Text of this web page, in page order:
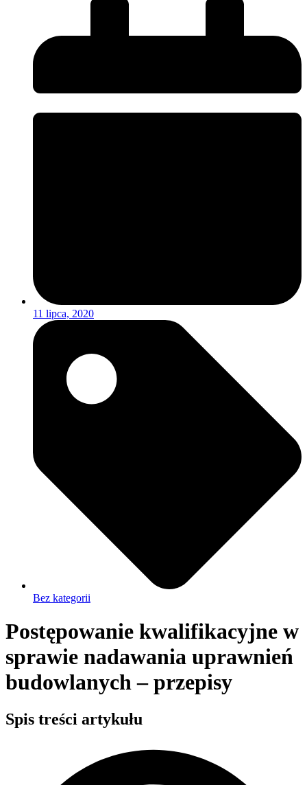
11 lipca, 2020
Bez kategorii
Postępowanie kwalifikacyjne w
sprawie nadawania uprawnień
budowlanych – przepisy
Spis treści artykułu